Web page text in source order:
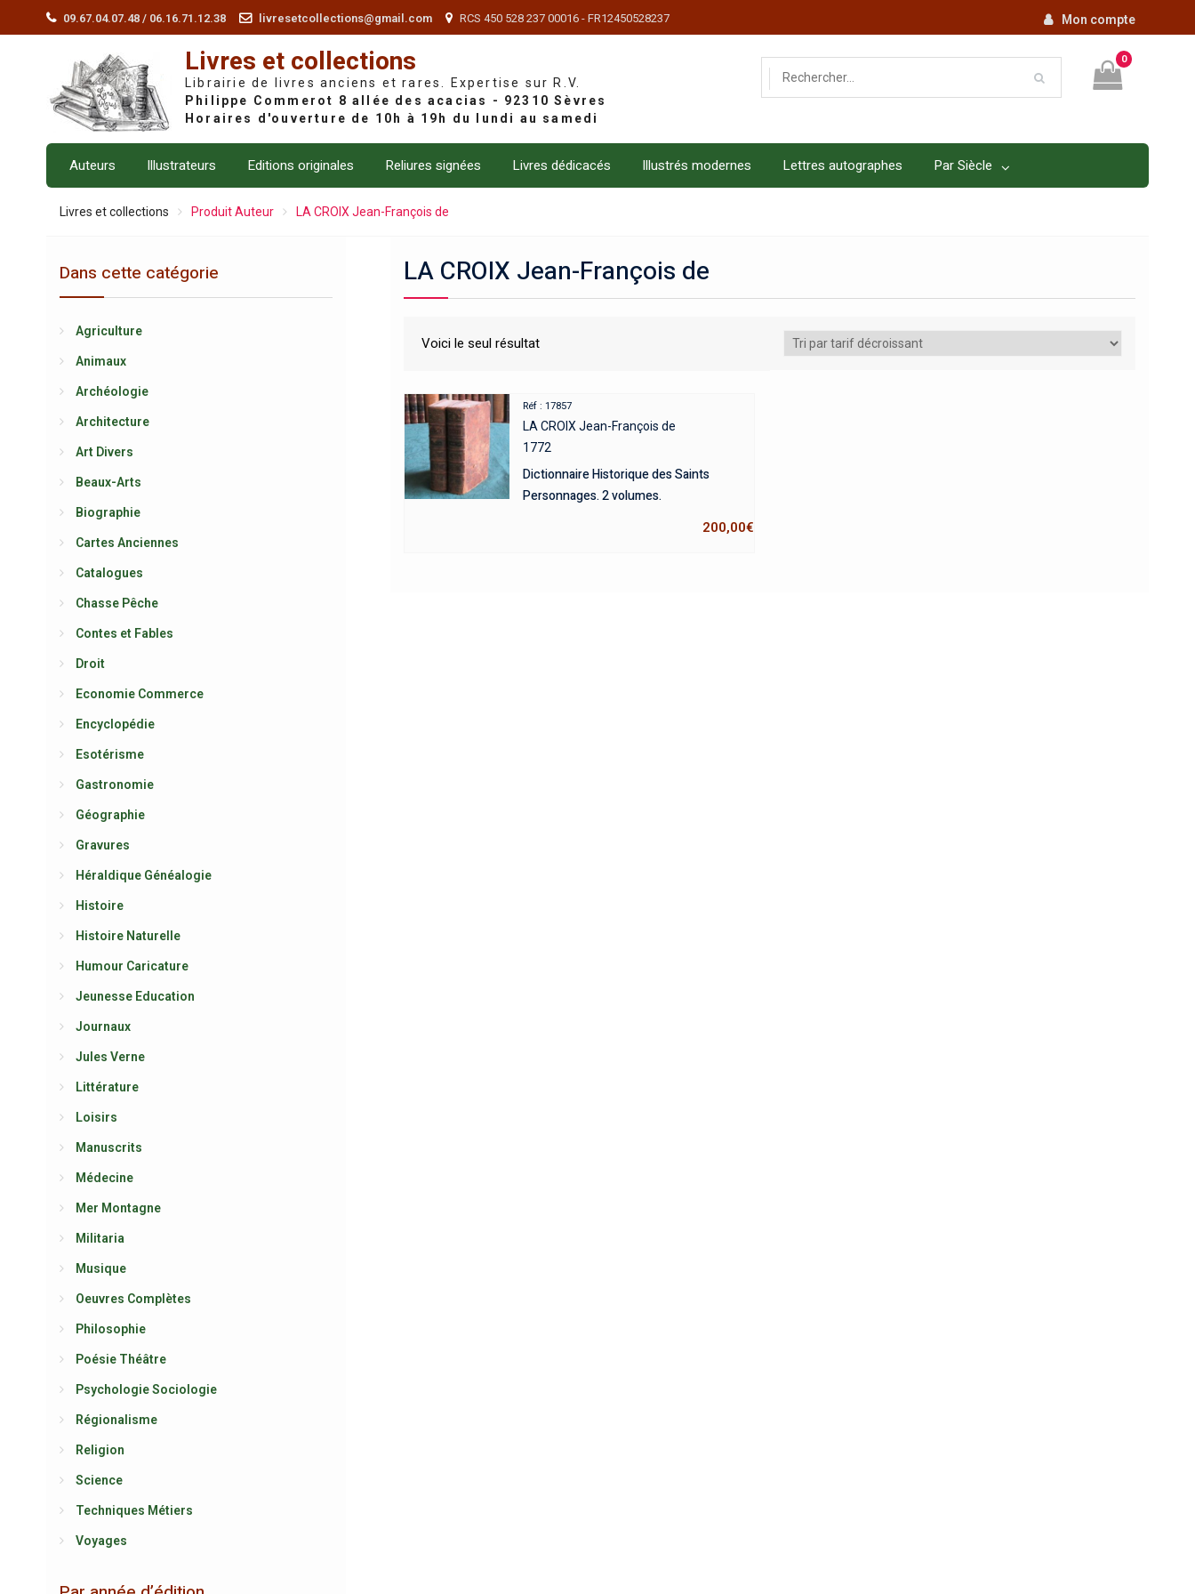
09.67.04.07.48 / 06.16.71.12.38 livresetcollections@gmail.com RCS 450 528 237 00016 - FR12450528237 Mon compte
Livres et collections
Librairie de livres anciens et rares. Expertise sur R.V.
0
Auteurs Illustrateurs Editions originales Reliures signées Livres dédicacés Illustrés modernes Lettres autographes Par Siècle
Livres et collections Produit Auteur LA CROIX Jean-François de
LA CROIX Jean-François de
Voici le seul résultat
Réf : 17857
LA CROIX Jean-François de
1772
Dictionnaire Historique des Saints
Personnages. 2 volumes.
200,00€
Dans cette catégorie
Agriculture
Animaux
Archéologie
Architecture
Art Divers
Beaux-Arts
Biographie
Cartes Anciennes
Catalogues
Chasse Pêche
Contes et Fables
Droit
Economie Commerce
Encyclopédie
Esotérisme
Gastronomie
Géographie
Gravures
Héraldique Généalogie
Histoire
Histoire Naturelle
Humour Caricature
Jeunesse Education
Journaux
Jules Verne
Littérature
Loisirs
Manuscrits
Médecine
Mer Montagne
Militaria
Musique
Oeuvres Complètes
Philosophie
Poésie Théâtre
Psychologie Sociologie
Régionalisme
Religion
Science
Techniques Métiers
Voyages